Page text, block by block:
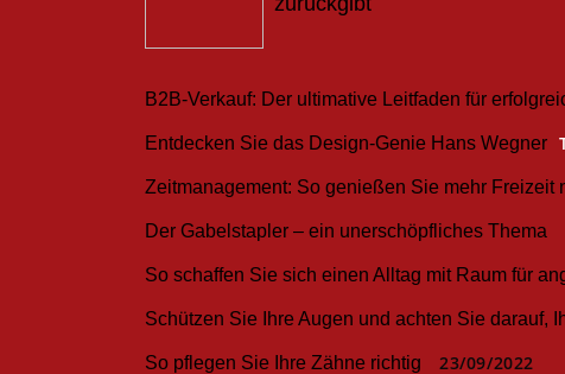
B2B-Verkauf: Der ultimative Leitfaden für
Entdecken Sie das Design-Genie Hans Wegner
Zeitmanagement: So genießen Sie mehr Freizeit
Der Gabelstapler – ein unerschöpfliches Thema
So schaffen Sie sich einen Alltag mit Raum für
Schützen Sie Ihre Augen und achten Sie darauf,
So pflegen Sie Ihre Zähne richtig 23/09/2022